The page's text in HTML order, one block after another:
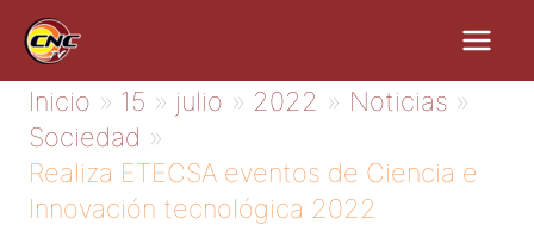
contenido
Inicio 15 julio 2022
Noticias
Sociedad
Realiza ETECSA eventos de Ciencia e
Innovación tecnológica 2022